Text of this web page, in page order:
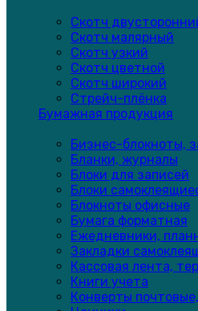
Скотч
Скотч малярный
Скотч узкий
Скотч цветной
Скотч широкий
Стрейч-плёнка
Бумажная продукция
Бизнес-блокноты,
Бланки, журналы
Блоки для записей
Блоки
Блокноты офисные
Бумага форматная
Ежедневники,
Закладки
Кассовая лента,
Книги учета
Конверты